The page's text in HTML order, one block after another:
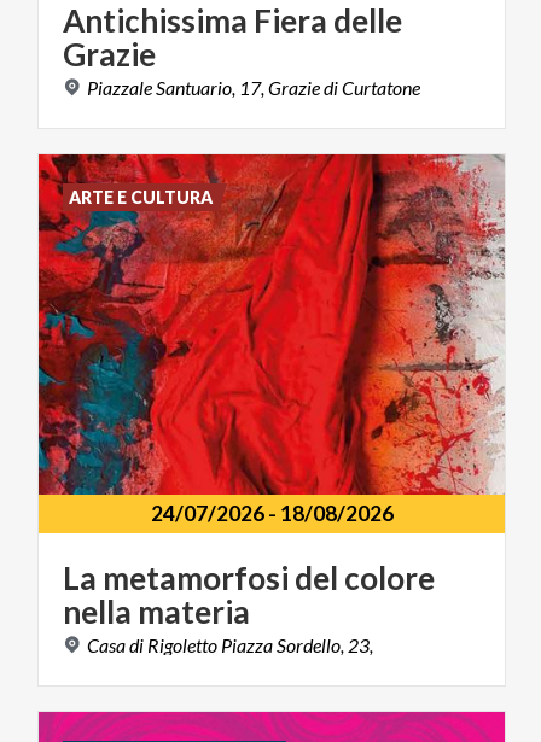
Antichissima Fiera delle
Grazie
PiazzaleSantuario, 17,GraziediCurtatone
24/07/2026- 18/08/2026
La metamorfosi del colore
nella materia
Casadi Rigoletto Piazza Sordello, 23,
ARTE E CULTURA